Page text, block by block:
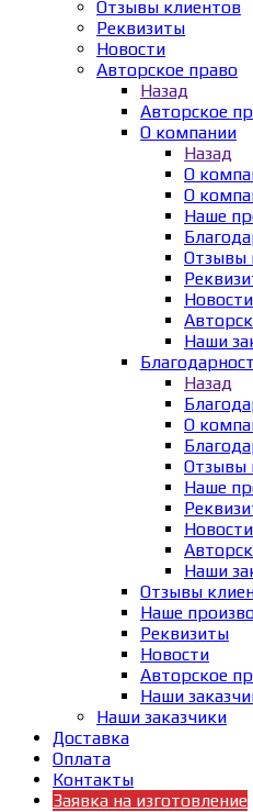
Отзывы клиентов
Реквизиты
Новости
Авторское право
Назад
Авторское
О компании
Назад
О
О
Наше
Отзывы
Новости
Наши
Назад
О
Отзывы
Наше
Новости
Наши
Отзывы
Наше
Реквизиты
Новости
Авторское
Наши
Наши заказчики
Доставка
Оплата
Контакты
Заявка на изготовление